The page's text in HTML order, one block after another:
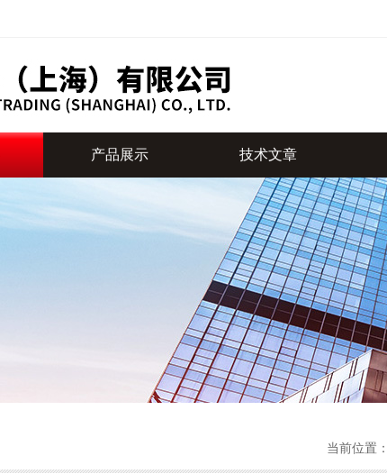
产品展示 技术文章
当前位置：